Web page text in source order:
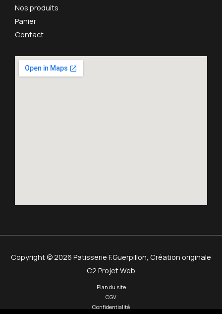
Nos produits
Panier
Contact
Copyright © 2026 Patisserie F.Guerpillon, Création originale
C2 Projet Web
Plan du site
CGV
Confidentialité